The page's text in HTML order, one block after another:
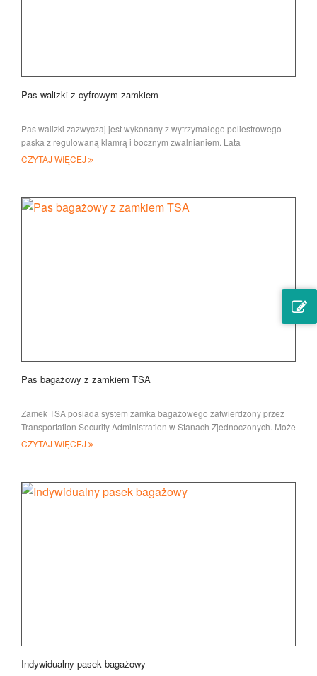
Pas walizki z cyfrowym zamkiem
Pas walizki zazwyczaj jest wykonany z wytrzymałego poliestrowego
paska z regulowaną klamrą i bocznym zwalnianiem. Lata
CZYTAJ WIĘCEJ
Pas bagażowy z zamkiem TSA
Zamek TSA posiada system zamka bagażowego zatwierdzony przez
Transportation Security Administration w Stanach Zjednoczonych. Może
być o
CZYTAJ WIĘCEJ
Indywidualny pasek bagażowy